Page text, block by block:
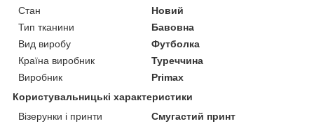
Стан
Новий
Тип тканини
Бавовна
Вид виробу
Футболка
Країна виробник
Туреччина
Виробник
Primax
Користувальницькі характеристики
Візерунки і принти
Смугастий принт